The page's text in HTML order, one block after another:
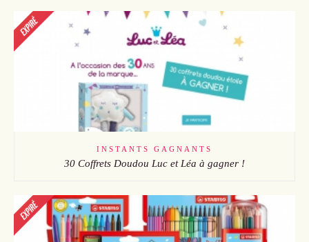
INSTANTS GAGNANTS
30 Coffrets Doudou Luc et Léa à gagner !